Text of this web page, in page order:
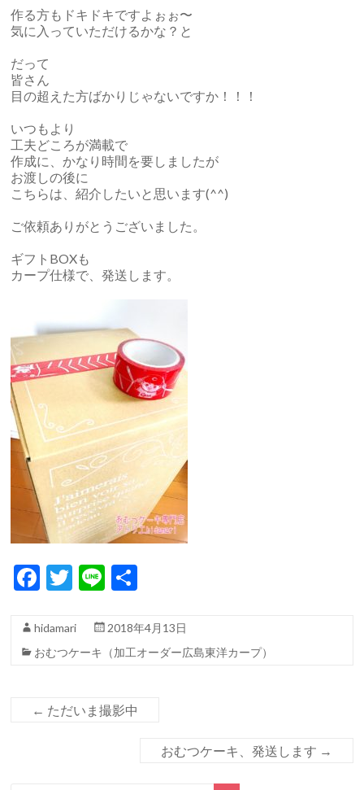
作る方もドキドキですよぉぉ〜
気に入っていただけるかな？と
だって
皆さん
目の超えた方ばかりじゃないですか！！！
いつもより
工夫どころが満載で
作成に、かなり時間を要しましたが
お渡しの後に
こちらは、紹介したいと思います(^^)
ご依頼ありがとうございました。
ギフトBOXも
カープ仕様で、発送します。
F
e
b
o
T
itt
er
Li
e
hidamari
2018年4月13日
おむつケーキ（加工オーダー広島東洋カープ）
← ただいま撮影中
おむつケーキ、発送します →